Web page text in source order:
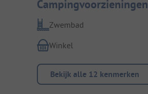
Campingvoorzieningen
Zwembad
Winkel
Bekijk alle 12 kenmerken